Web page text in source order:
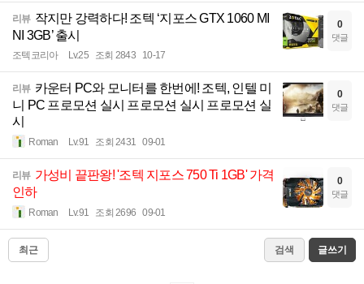
리뷰 작지만 강력하다! 조텍 ‘지포스 GTX 1060 MI
NI 3GB’ 출시
조텍코리아 Lv.25 조회 2843 10-17
0
댓글
리뷰 카운터 PC와 모니터를 한번에! 조텍, 인텔 미
니 PC 프로모션 실시 프로모션 실시 프로모션 실
시
Roman Lv.91 조회 2431 09-01
0
댓글
리뷰 가성비 끝판왕! '조텍 지포스 750 Ti 1GB' 가격
인하
Roman Lv.91 조회 2696 09-01
0
댓글
최근 검색 글쓰기